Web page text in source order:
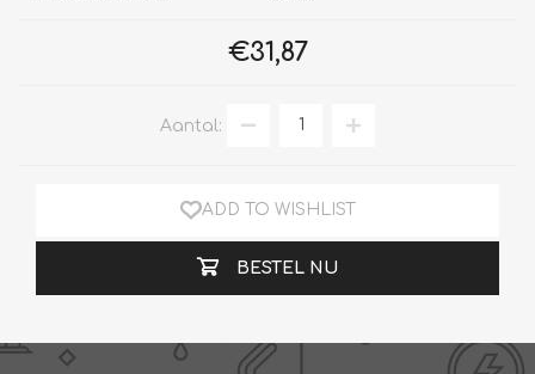
€31,87
Aantal:
ADD TO WISHLIST
BESTEL NU